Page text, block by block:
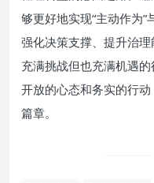
够更好地实现“主动作为”
强化决策支撑、提升治
充满挑战但也充满机遇的
开放的心态和务实的行
篇章。